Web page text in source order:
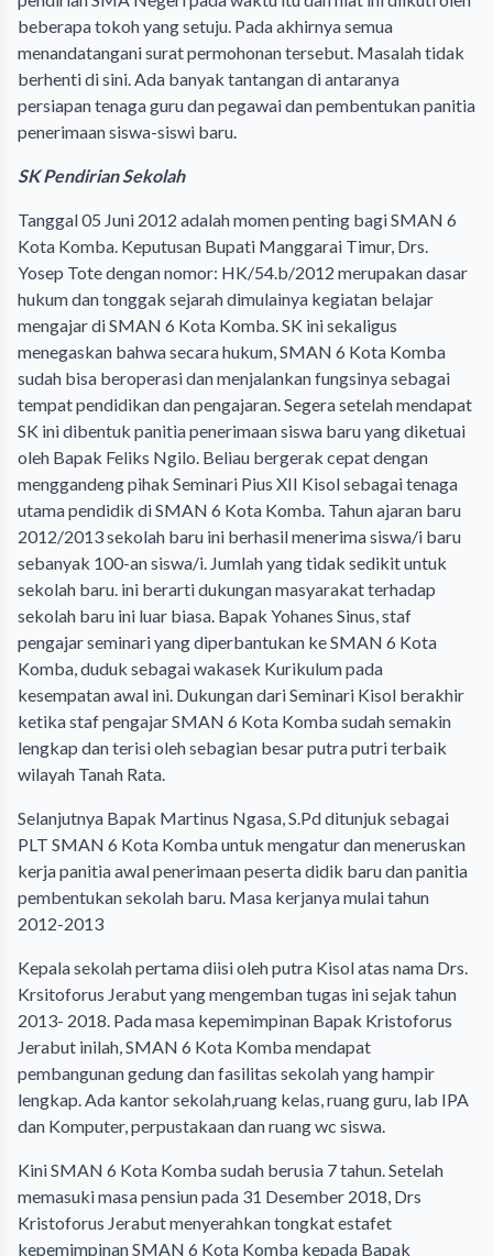
beberapa tokoh yang setuju. Pada akhirnya semua
menandatangani surat permohonan tersebut. Masalah tidak
berhenti di sini. Ada banyak tantangan di antaranya
persiapan tenaga guru dan pegawai dan pembentukan panitia
penerimaan siswa-siswi baru.
SK Pendirian Sekolah
Tanggal 05 Juni 2012 adalah momen penting bagi SMAN 6
Kota Komba. Keputusan Bupati Manggarai Timur, Drs.
Yosep Tote dengan nomor: HK/54.b/2012 merupakan dasar
hukum dan tonggak sejarah dimulainya kegiatan belajar
mengajar di SMAN 6 Kota Komba. SK ini sekaligus
menegaskan bahwa secara hukum, SMAN 6 Kota Komba
sudah bisa beroperasi dan menjalankan fungsinya sebagai
tempat pendidikan dan pengajaran. Segera setelah mendapat
SK ini dibentuk panitia penerimaan siswa baru yang diketuai
oleh Bapak Feliks Ngilo. Beliau bergerak cepat dengan
menggandeng pihak Seminari Pius XII Kisol sebagai tenaga
utama pendidik di SMAN 6 Kota Komba. Tahun ajaran baru
2012/2013 sekolah baru ini berhasil menerima siswa/i baru
sebanyak 100-an siswa/i. Jumlah yang tidak sedikit untuk
sekolah baru. ini berarti dukungan masyarakat terhadap
sekolah baru ini luar biasa. Bapak Yohanes Sinus, staf
pengajar seminari yang diperbantukan ke SMAN 6 Kota
Komba, duduk sebagai wakasek Kurikulum pada
kesempatan awal ini. Dukungan dari Seminari Kisol berakhir
ketika staf pengajar SMAN 6 Kota Komba sudah semakin
lengkap dan terisi oleh sebagian besar putra putri terbaik
wilayah Tanah Rata.
Selanjutnya Bapak Martinus Ngasa, S.Pd ditunjuk sebagai
PLT SMAN 6 Kota Komba untuk mengatur dan meneruskan
kerja panitia awal penerimaan peserta didik baru dan panitia
pembentukan sekolah baru. Masa kerjanya mulai tahun
2012-2013
Kepala sekolah pertama diisi oleh putra Kisol atas nama Drs.
Krsitoforus Jerabut yang mengemban tugas ini sejak tahun
2013- 2018. Pada masa kepemimpinan Bapak Kristoforus
Jerabut inilah, SMAN 6 Kota Komba mendapat
pembangunan gedung dan fasilitas sekolah yang hampir
lengkap. Ada kantor sekolah,ruang kelas, ruang guru, lab IPA
dan Komputer, perpustakaan dan ruang wc siswa.
Kini SMAN 6 Kota Komba sudah berusia 7 tahun. Setelah
memasuki masa pensiun pada 31 Desember 2018, Drs
Kristoforus Jerabut menyerahkan tongkat estafet
kepemimpinan SMAN 6 Kota Komba kepada Bapak